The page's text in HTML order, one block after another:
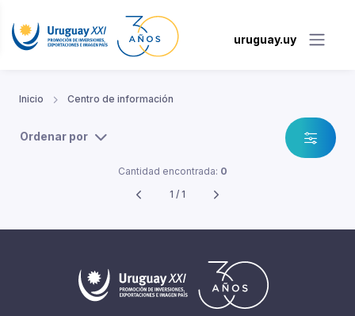
uruguay.uy
Inicio Centro de información
Ordenar por
Cantidad encontrada: 0
1 / 1